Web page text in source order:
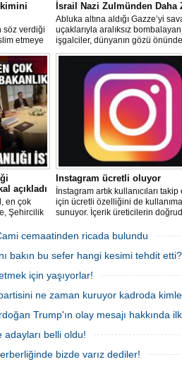
söz verdiği
etmeye
2 ayda 76
kadar
İsrail Nazi Zulmünden Daha
Abluka altına aldığı Gazze’yi
uçaklarıyla aralıksız bombalayan
işgalciler, dünyanın gözü
suçu işlerken, Nazileri
görüntüler sergiliyorlar.
açıkladı
en çok
Şehircilik
Instagram ücretli oluyor
İnstagram artık kullanıcıları
için ücretli özelliğini de kullanıma
sunuyor. İçerik üreticilerin
abonelik sistemi, ülkemizdeki
cemaatinden ricada bulundu
bakın bu sefer hangi kesimi tehdit etti?
için yaşıyorlar!
ne zaman kuruyor kadroda
Trump'ın olay mesajı hakkında
belli oldu!
bizde varız dediler!